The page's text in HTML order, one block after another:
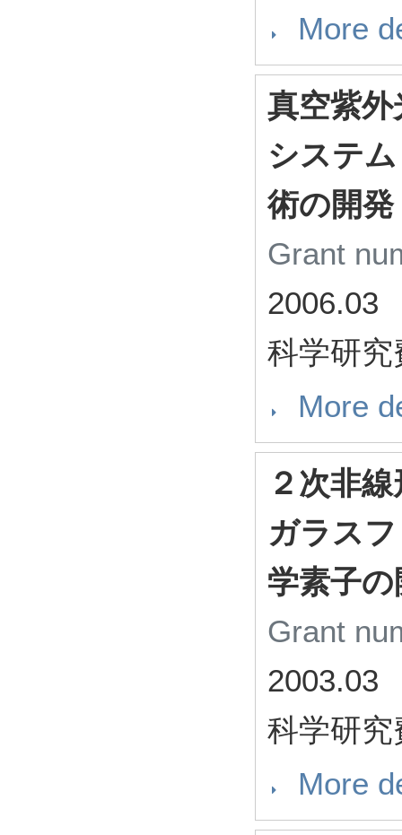
More
真空紫
システ
術の開発
Grant
2006.03
科学研
More
２次非
ガラス
学素子の
Grant
2003.03
科学研
More